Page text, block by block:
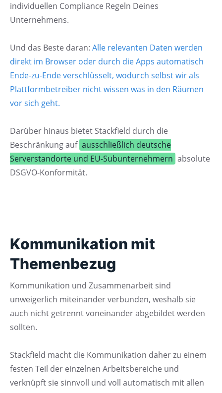
individuellen Compliance Regeln Deines
Unternehmens.
Und das Beste daran: Alle relevanten Daten werden
direkt im Browser oder durch die Apps automatisch
Ende-zu-Ende verschlüsselt, wodurch selbst wir als
Plattformbetreiber nicht wissen was in den Räumen
vor sich geht.
Darüber hinaus bietet Stackfield durch die
Beschränkung auf ausschließlich deutsche
Serverstandorte und EU-Subunternehmern absolute
DSGVO-Konformität.
Kommunikation mit
Themenbezug
Kommunikation und Zusammenarbeit sind
unweigerlich miteinander verbunden, weshalb sie
auch nicht getrennt voneinander abgebildet werden
sollten.
Stackfield macht die Kommunikation daher zu einem
festen Teil der einzelnen Arbeitsbereiche und
verknüpft sie sinnvoll und voll automatisch mit allen